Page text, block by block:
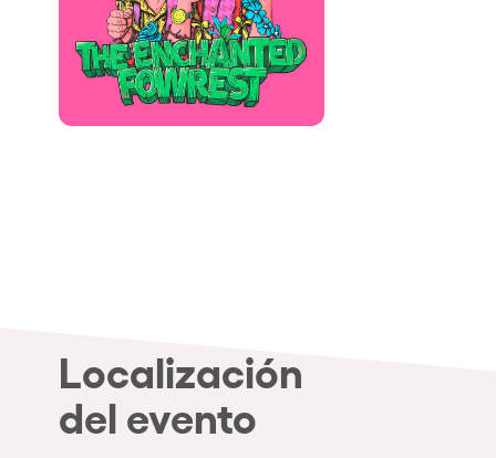
Política de Privacidad
Política de Cookies
Aviso Legal
Política de Sostenibilidad
Localización
del evento